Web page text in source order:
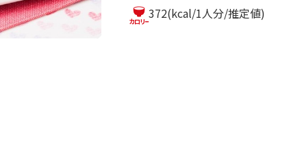
372(kcal/1人分/推定値)